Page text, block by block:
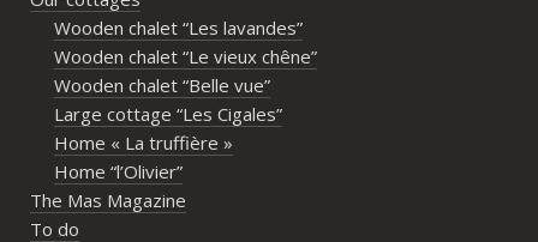
partager les repas et les activités.Un
immense merci également aux
propriétaires pour leur disponibilité, leur
écoute et leur gentillesse tout au long de
l’organisation. Nous avons été très bien
accompagnés avant le week-end avec de
nombreux conseils utiles, aussi bien pour
les prestataires que pour l’organisation
Wooden chalet “Les lavandes”
Wooden chalet “Le vieux chêne”
Wooden chalet “Belle vue”
Large cottage “Les Cigales”
Home « La truffière »
Home “l’Olivier”
The Mas Magazine
To do